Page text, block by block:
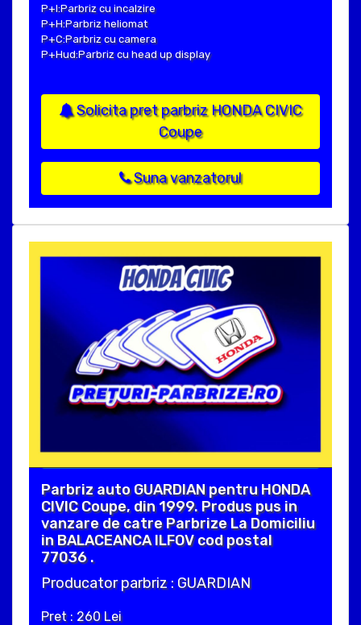
P+I:Parbriz cu incalzire
P+H:Parbriz heliomat
P+C:Parbriz cu camera
P+Hud:Parbriz cu head up display
Solicita pret parbriz HONDA CIVIC
Coupe
Suna vanzatorul
Parbriz auto GUARDIAN pentru HONDA
CIVIC Coupe, din 1999. Produs pus in
vanzare de catre Parbrize La Domiciliu
in BALACEANCA ILFOV cod postal
77036 .
Producator parbriz : GUARDIAN
Pret : 260 Lei